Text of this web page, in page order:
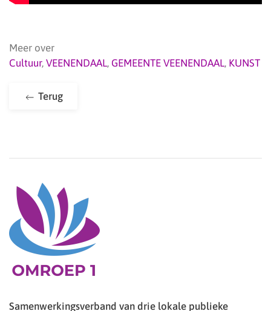
Meer over
Cultuur, VEENENDAAL, GEMEENTE VEENENDAAL, KUNST
Terug
Samenwerkingsverband van drie lokale publieke